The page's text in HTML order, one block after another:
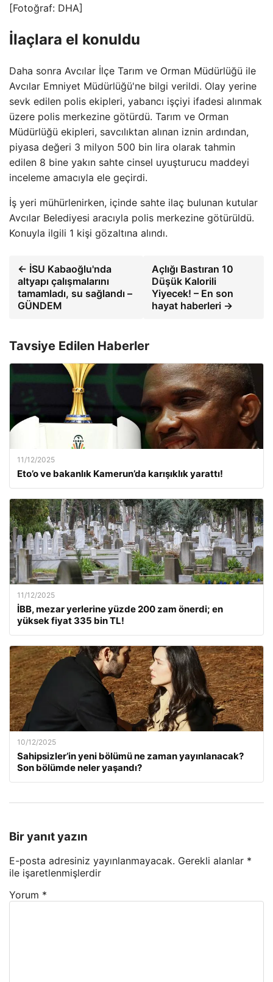
[Fotoğraf: DHA]
İlaçlara el konuldu
Daha sonra Avcılar İlçe Tarım ve Orman Müdürlüğü ile
Avcılar Emniyet Müdürlüğü'ne bilgi verildi. Olay yerine
sevk edilen polis ekipleri, yabancı işçiyi ifadesi alınmak
üzere polis merkezine götürdü. Tarım ve Orman
Müdürlüğü ekipleri, savcılıktan alınan iznin ardından,
piyasa değeri 3 milyon 500 bin lira olarak tahmin
edilen 8 bine yakın sahte cinsel uyuşturucu maddeyi
inceleme amacıyla ele geçirdi.
İş yeri mühürlenirken, içinde sahte ilaç bulunan kutular
Avcılar Belediyesi aracıyla polis merkezine götürüldü.
Konuyla ilgili 1 kişi gözaltına alındı.
← İSU Kabaoğlu'nda
altyapı çalışmalarını
tamamladı, su sağlandı –
GÜNDEM
Açlığı Bastıran 10
Düşük Kalorili
Yiyecek! – En son
hayat haberleri →
Tavsiye Edilen Haberler
11/12/2025
Eto’o ve bakanlık Kamerun’da karışıklık yarattı!
11/12/2025
İBB, mezar yerlerine yüzde 200 zam önerdi; en
yüksek fiyat 335 bin TL!
10/12/2025
Sahipsizler’in yeni bölümü ne zaman yayınlanacak?
Son bölümde neler yaşandı?
Bir yanıt yazın
E-posta adresiniz yayınlanmayacak. Gerekli alanlar *
ile işaretlenmişlerdir
Yorum *